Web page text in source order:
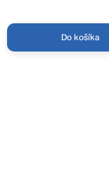
Do košíka